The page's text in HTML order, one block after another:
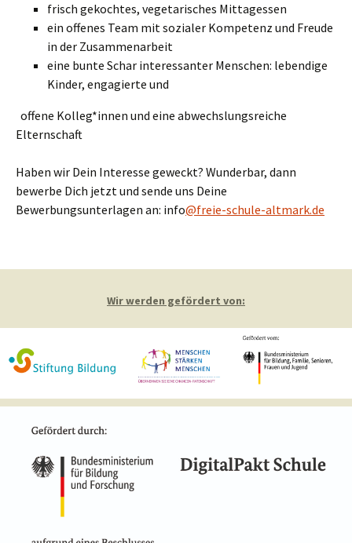
frisch gekochtes, vegetarisches Mittagessen
ein offenes Team mit sozialer Kompetenz und Freude
in der Zusammenarbeit
eine bunte Schar interessanter Menschen: lebendige
Kinder, engagierte und
offene Kolleg*innen und eine abwechslungsreiche
Elternschaft
Haben wir Dein Interesse geweckt? Wunderbar, dann
bewerbe Dich jetzt und sende uns Deine
Bewerbungsunterlagen an: info@freie-schule-altmark.de
Wir werden gefördert von: